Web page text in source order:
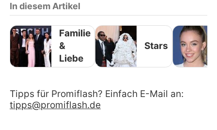
In diesem Artikel
Familie
&
Liebe
Stars
Tipps für Promiflash? Einfach E-Mail an:
tipps@promiflash.de